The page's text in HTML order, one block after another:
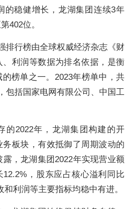
的稳健增长，龙湖集团连续3年
402位。
排行榜由全球权威经济杂志《财
利润等数据为排名依据，是衡
榜单之一。2023年榜单中，共
包括国家电网有限公司、中国工
的2022年，龙湖集团构建的开
板块，有效抵御了周期波动的
露，龙湖集团2022年实现营业额
12.2%，股东应占核心溢利同比
利润等主要指标均稳中有进。